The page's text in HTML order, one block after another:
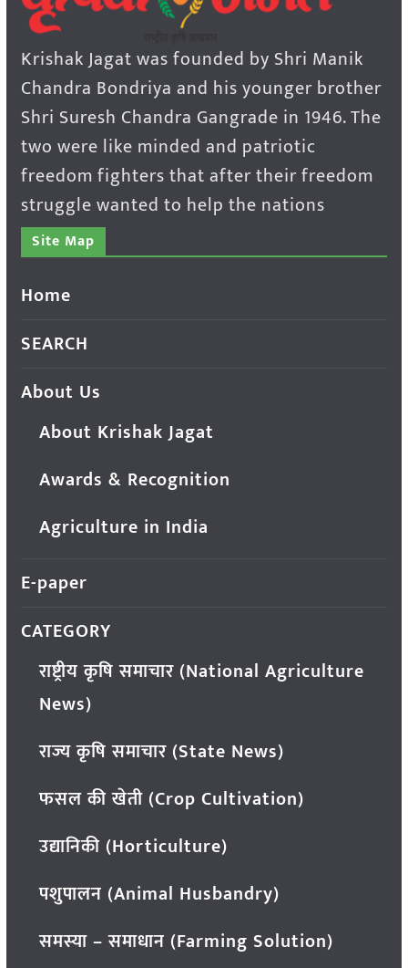
Krishak Jagat was founded by Shri Manik
Chandra Bondriya and his younger brother
Shri Suresh Chandra Gangrade in 1946. The
two were like minded and patriotic
freedom fighters that after their freedom
struggle wanted to help the nations
Site Map
Home
SEARCH
About Us
About Krishak Jagat
Awards & Recognition
Agriculture in India
E-paper
CATEGORY
राष्ट्रीय कृषि समाचार (National Agriculture
News)
राज्य कृषि समाचार (State News)
फसल की खेती (Crop Cultivation)
उद्यानिकी (Horticulture)
पशुपालन (Animal Husbandry)
समस्या – समाधान (Farming Solution)